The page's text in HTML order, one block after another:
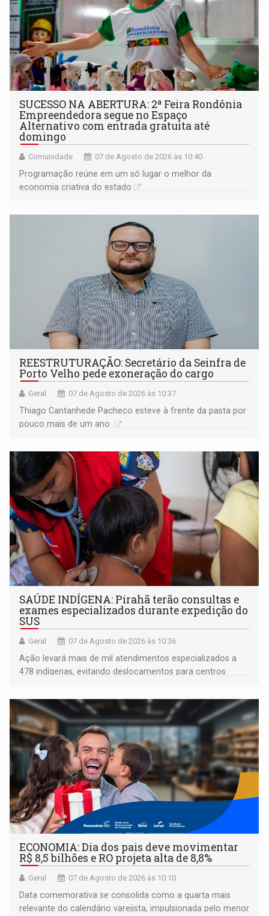
SUCESSO NA ABERTURA: 2ª Feira Rondônia
Empreendedora segue no Espaço
Alternativo com entrada gratuita até
domingo
Comunidade 07 de Agosto de 2026 às 10:40
Programação reúne em um só lugar o melhor da
economia criativa do estado
REESTRUTURAÇÃO: Secretário da Seinfra de
Porto Velho pede exoneração do cargo
Geral 07 de Agosto de 2026 às 10:37
Thiago Cantanhede Pacheco esteve à frente da pasta por
pouco mais de um ano
SAÚDE INDÍGENA: Pirahã terão consultas e
exames especializados durante expedição do
SUS
Geral 07 de Agosto de 2026 às 10:36
Ação levará mais de mil atendimentos especializados a
478 indígenas, evitando deslocamentos para centros
ECONOMIA: Dia dos pais deve movimentar
R$ 8,5 bilhões e RO projeta alta de 8,8%
Geral 07 de Agosto de 2026 às 10:10
Data comemorativa se consolida como a quarta mais
relevante do calendário varejista, impulsionada pelo menor